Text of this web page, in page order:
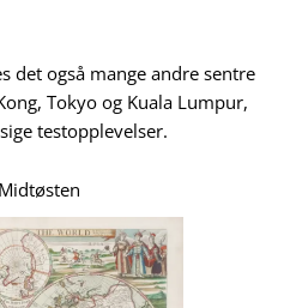
det også mange andre sentre
Tokyo og Kuala Lumpur,
testopplevelser.